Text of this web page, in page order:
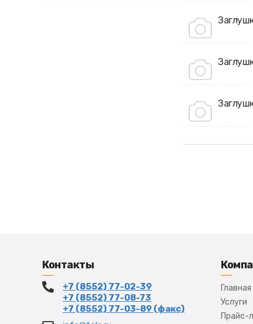
Контакты
+7 (8552) 77-02-39
+7 (8552) 77-08-73
+7 (8552) 77-03-89 (факс)
Главная
Услуги
Прайс-